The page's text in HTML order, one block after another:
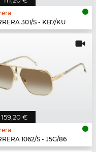
301/S - KB7/KU
159,20 €
1062/S - J5G/86